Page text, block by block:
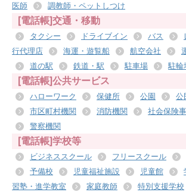
医師
調教師・ペットしつけ
[電話帳]交通・移動
タクシー ドライブイン バス
行代理店
海運・遊覧船 航空会社
道の駅
鉄道・駅 駐車場 駐輪
[電話帳]公共サービス
ハローワーク 保健所 公園
公
市区町村機関
消防機関 社会保険
警察機関
[電話帳]学校等
ビジネススクール フリースクール
予備校
児童福祉施設 児童館
習塾・進学教室
家庭教師 特別支援学校